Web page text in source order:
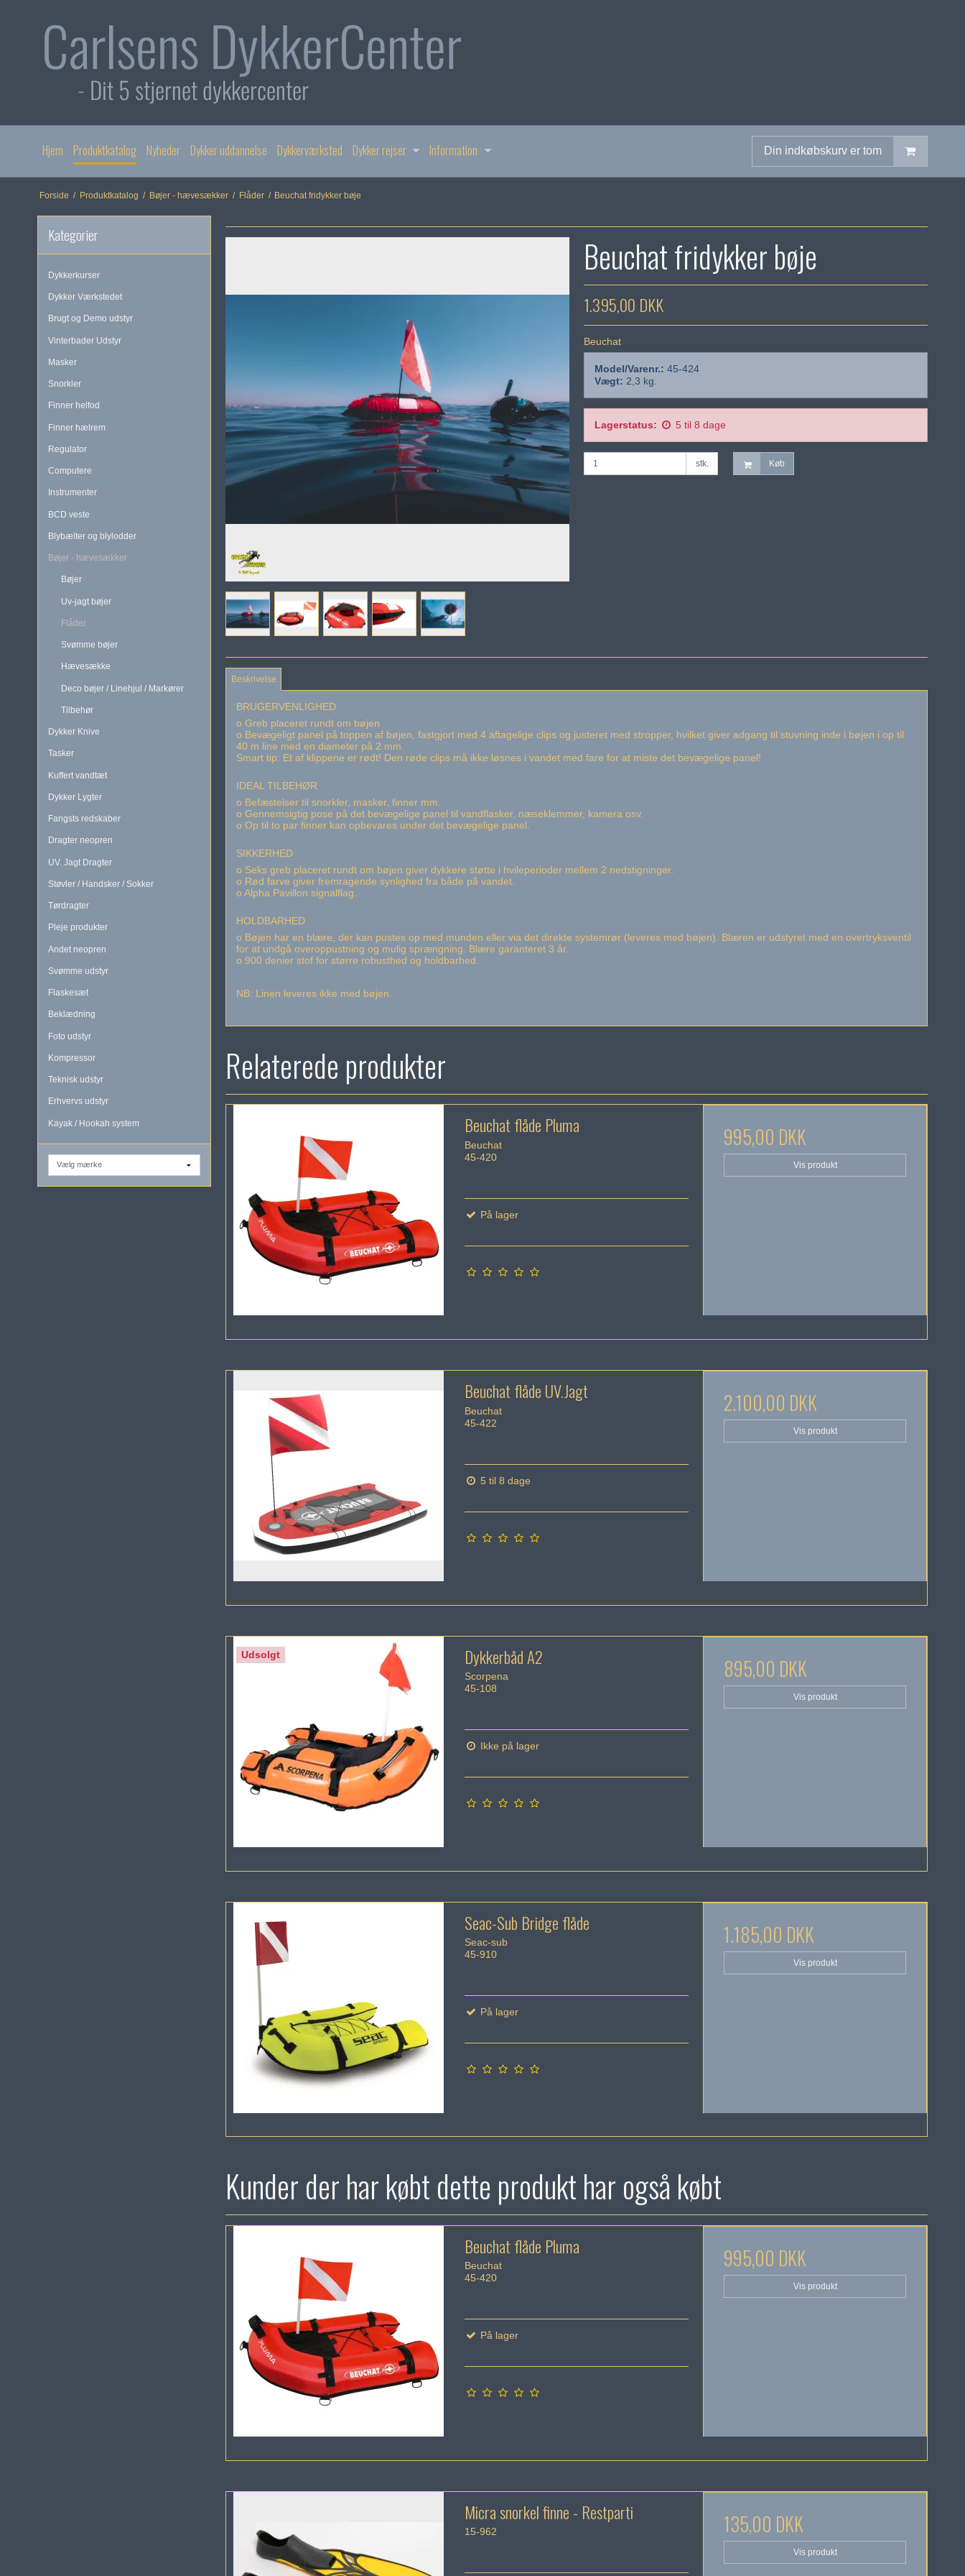
Hjem Produktkatalog Nyheder Dykker uddannelse Dykkerværksted Dykker rejser Information Din indkøbskurv er tom
Forside / Produktkatalog / Bøjer - hævesækker / Flåder / Beuchat fridykker bøje
Kategorier
Dykkerkurser
Dykker Værkstedet
Brugt og Demo udstyr
Vinterbader Udstyr
Masker
Snorkler
Finner helfod
Finner hælrem
Regulator
Computere
Instrumenter
BCD veste
Blybælter og blylodder
Bøjer - hævesækker
Bøjer
Uv-jagt bøjer
Flåder
Svømme bøjer
Hævesække
Deco bøjer / Linehjul / Markører
Tilbehør
Dykker Knive
Tasker
Kuffert vandtæt
Dykker Lygter
Fangsts redskaber
Dragter neopren
UV. Jagt Dragter
Støvler / Handsker / Sokker
Tørdragter
Pleje produkter
Andet neopren
Svømme udstyr
Flaskesæt
Beklædning
Foto udstyr
Kompressor
Teknisk udstyr
Erhvervs udstyr
Kayak / Hookah system
Beuchat fridykker bøje
1.395,00 DKK
Beuchat
Model/Varenr.: 45-424
Vægt: 2,3 kg.
Lagerstatus: 5 til 8 dage
stk. Køb
Beskrivelse
BRUGERVENLIGHED
o Greb placeret rundt om bøjen
o Bevægeligt panel på toppen af ​​bøjen, fastgjort med 4 aftagelige clips og justeret med stropper, hvilket giver adgang til stuvning inde i bøjen i op til
40 m line med en diameter på 2 mm.
Smart tip: Et af klippene er rødt! Den røde clips må ikke løsnes i vandet med fare for at miste det bevægelige panel!
IDEAL TILBEHØR
o Befæstelser til snorkler, masker, finner mm.
o Gennemsigtig pose på det bevægelige panel til vandflasker, næseklemmer, kamera osv.
o Op til to par finner kan opbevares under det bevægelige panel.
SIKKERHED
o Seks greb placeret rundt om bøjen giver dykkere støtte i hvileperioder mellem 2 nedstigninger.
o Rød farve giver fremragende synlighed fra både på vandet.
o Alpha Pavillon signalflag.
HOLDBARHED
o Bøjen har en blære, der kan pustes op med munden eller via det direkte systemrør (leveres med bøjen). Blæren er udstyret med en overtryksventil
for at undgå overoppustning og mulig sprængning. Blære garanteret 3 år.
o 900 denier stof for større robusthed og holdbarhed.
NB: Linen leveres ikke med bøjen.
Relaterede produkter
Beuchat flåde Pluma
Beuchat
45-420
På lager
995,00 DKK
Vis produkt
Beuchat flåde UV.Jagt
Beuchat
45-422
5 til 8 dage
2.100,00 DKK
Vis produkt
Udsolgt Dykkerbåd A2
Scorpena
45-108
Ikke på lager
895,00 DKK
Vis produkt
Seac-Sub Bridge flåde
Seac-sub
45-910
På lager
1.185,00 DKK
Vis produkt
Kunder der har købt dette produkt har også købt
Beuchat flåde Pluma
Beuchat
45-420
På lager
995,00 DKK
Vis produkt
Micra snorkel finne - Restparti
15-962 135,00 DKK
Vis produkt